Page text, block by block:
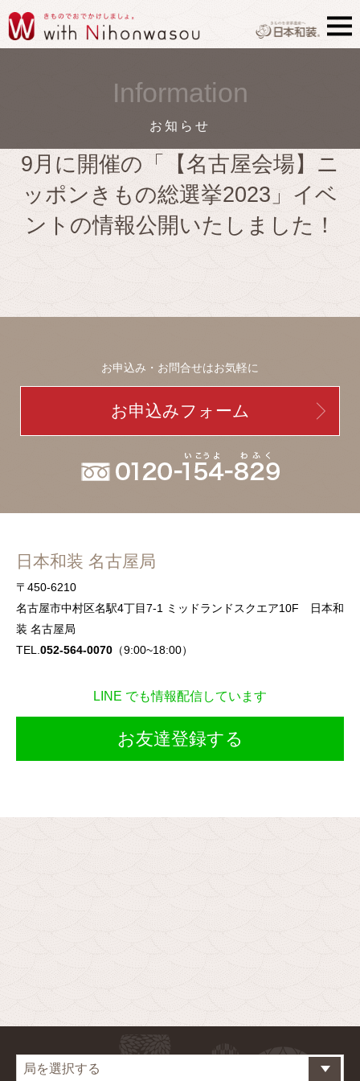
Information
お知らせ
9月に開催の「【名古屋会場】ニ
ッポンきもの総選挙2023」イベ
ントの情報公開いたしました！
お申込み・お問合せはお気軽に
お申込みフォーム
日本和装 名古屋局
〒450-6210
名古屋市中村区名駅4丁目7-1 ミッドランドスクエア10F 日本和
装 名古屋局
TEL. 052-564-0070 （9:00~18:00）
LINE でも情報配信しています
お友達登録する